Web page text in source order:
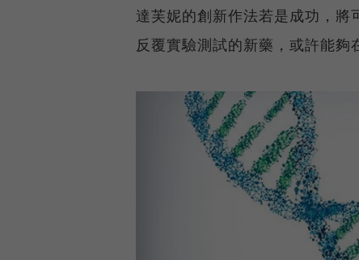
達芙妮的創新作法若是成功，
反覆實驗測試的新藥，或許能夠